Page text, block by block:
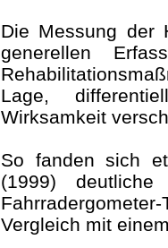
Die Messung der
generellen
Lage,
Wirksamkeit
So fanden sich
(1999) deutliche
Vergleich mit